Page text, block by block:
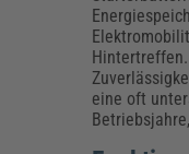
Energie &
Führung &
Gesundheit
Bauhof
Künstliche
eine oft